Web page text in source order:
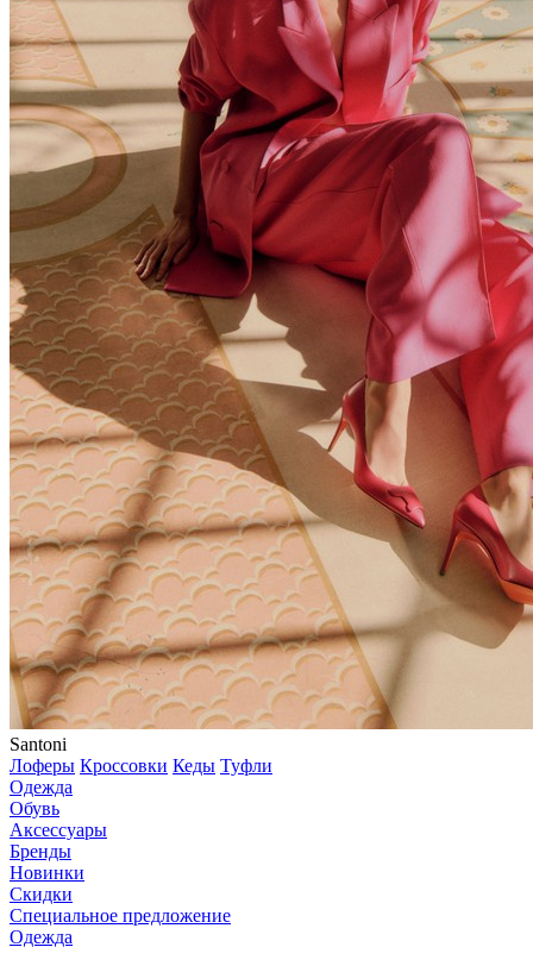
Santoni
Лоферы Кроссовки Кеды Туфли
Одежда
Обувь
Аксессуары
Бренды
Новинки
Скидки
Специальное предложение
Одежда